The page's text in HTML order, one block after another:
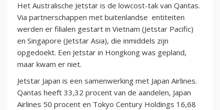
Het Australische Jetstar is de lowcost-tak van Qantas.
Via partnerschappen met buitenlandse entiteiten
werden er filialen gestart in Vietnam (Jetstar Pacific)
en Singapore (Jetstar Asia), die inmiddels zijn
opgedoekt. Een Jetstar in Hongkong was gepland,
maar kwam er niet.
Jetstar Japan is een samenwerking met Japan Airlines.
Qantas heeft 33,32 procent van de aandelen, Japan
Airlines 50 procent en Tokyo Century Holdings 16,68